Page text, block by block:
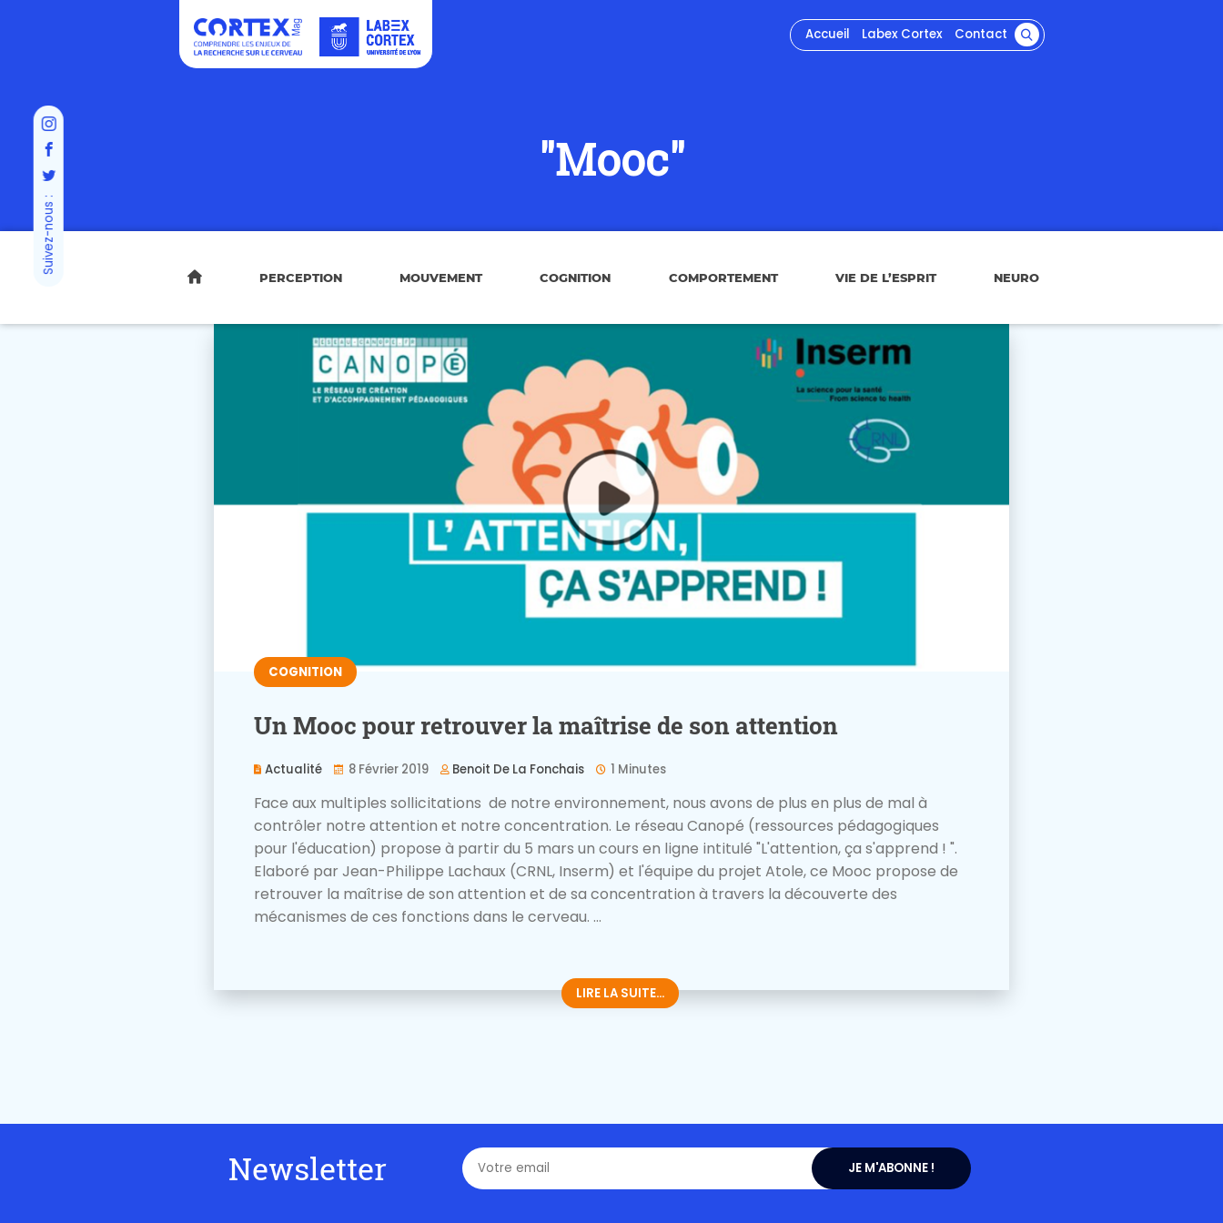
Accueil Labex Cortex Contact
Suivez-nous :
"Mooc"
PERCEPTION MOUVEMENT COGNITION COMPORTEMENT VIE DE L’ESPRIT NEURO
COGNITION
Un Mooc pour retrouver la maîtrise de son attention
Actualité 8 Février 2019 Benoit De La Fonchais 1 Minutes
Face aux multiples sollicitations de notre environnement, nous avons de plus en plus de mal à
contrôler notre attention et notre concentration. Le réseau Canopé (ressources pédagogiques
pour l'éducation) propose à partir du 5 mars un cours en ligne intitulé "L'attention, ça s'apprend ! ".
Elaboré par Jean-Philippe Lachaux (CRNL, Inserm) et l'équipe du projet Atole, ce Mooc propose de
retrouver la maîtrise de son attention et de sa concentration à travers la découverte des
mécanismes de ces fonctions dans le cerveau. ...
LIRE LA SUITE...
Newsletter